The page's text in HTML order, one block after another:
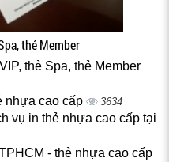
thẻ Member
thẻ Spa, thẻ Member
nhựa cao cấp 3634
vụ in thẻ nhựa cao cấp tại
- thẻ nhựa cao cấp